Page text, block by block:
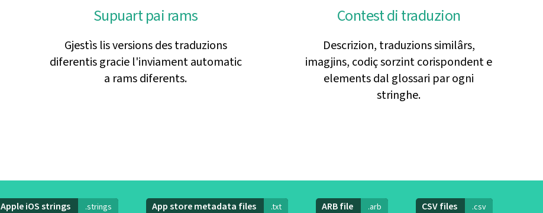
Supuart pai rams
Gjestìs lis versions des traduzions
diferentis gracie l'inviament automatic
a rams diferents.
Contest di traduzion
Descrizion, traduzions similârs,
imagjins, codiç sorzint corispondent e
elements dal glossari par ogni
stringhe.
Apple iOS strings .strings App store metadata files .txt ARB file .arb CSV files .csv